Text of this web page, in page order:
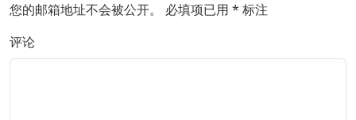
您的邮箱地址不会被公开。 必填项已用 * 标注
评论